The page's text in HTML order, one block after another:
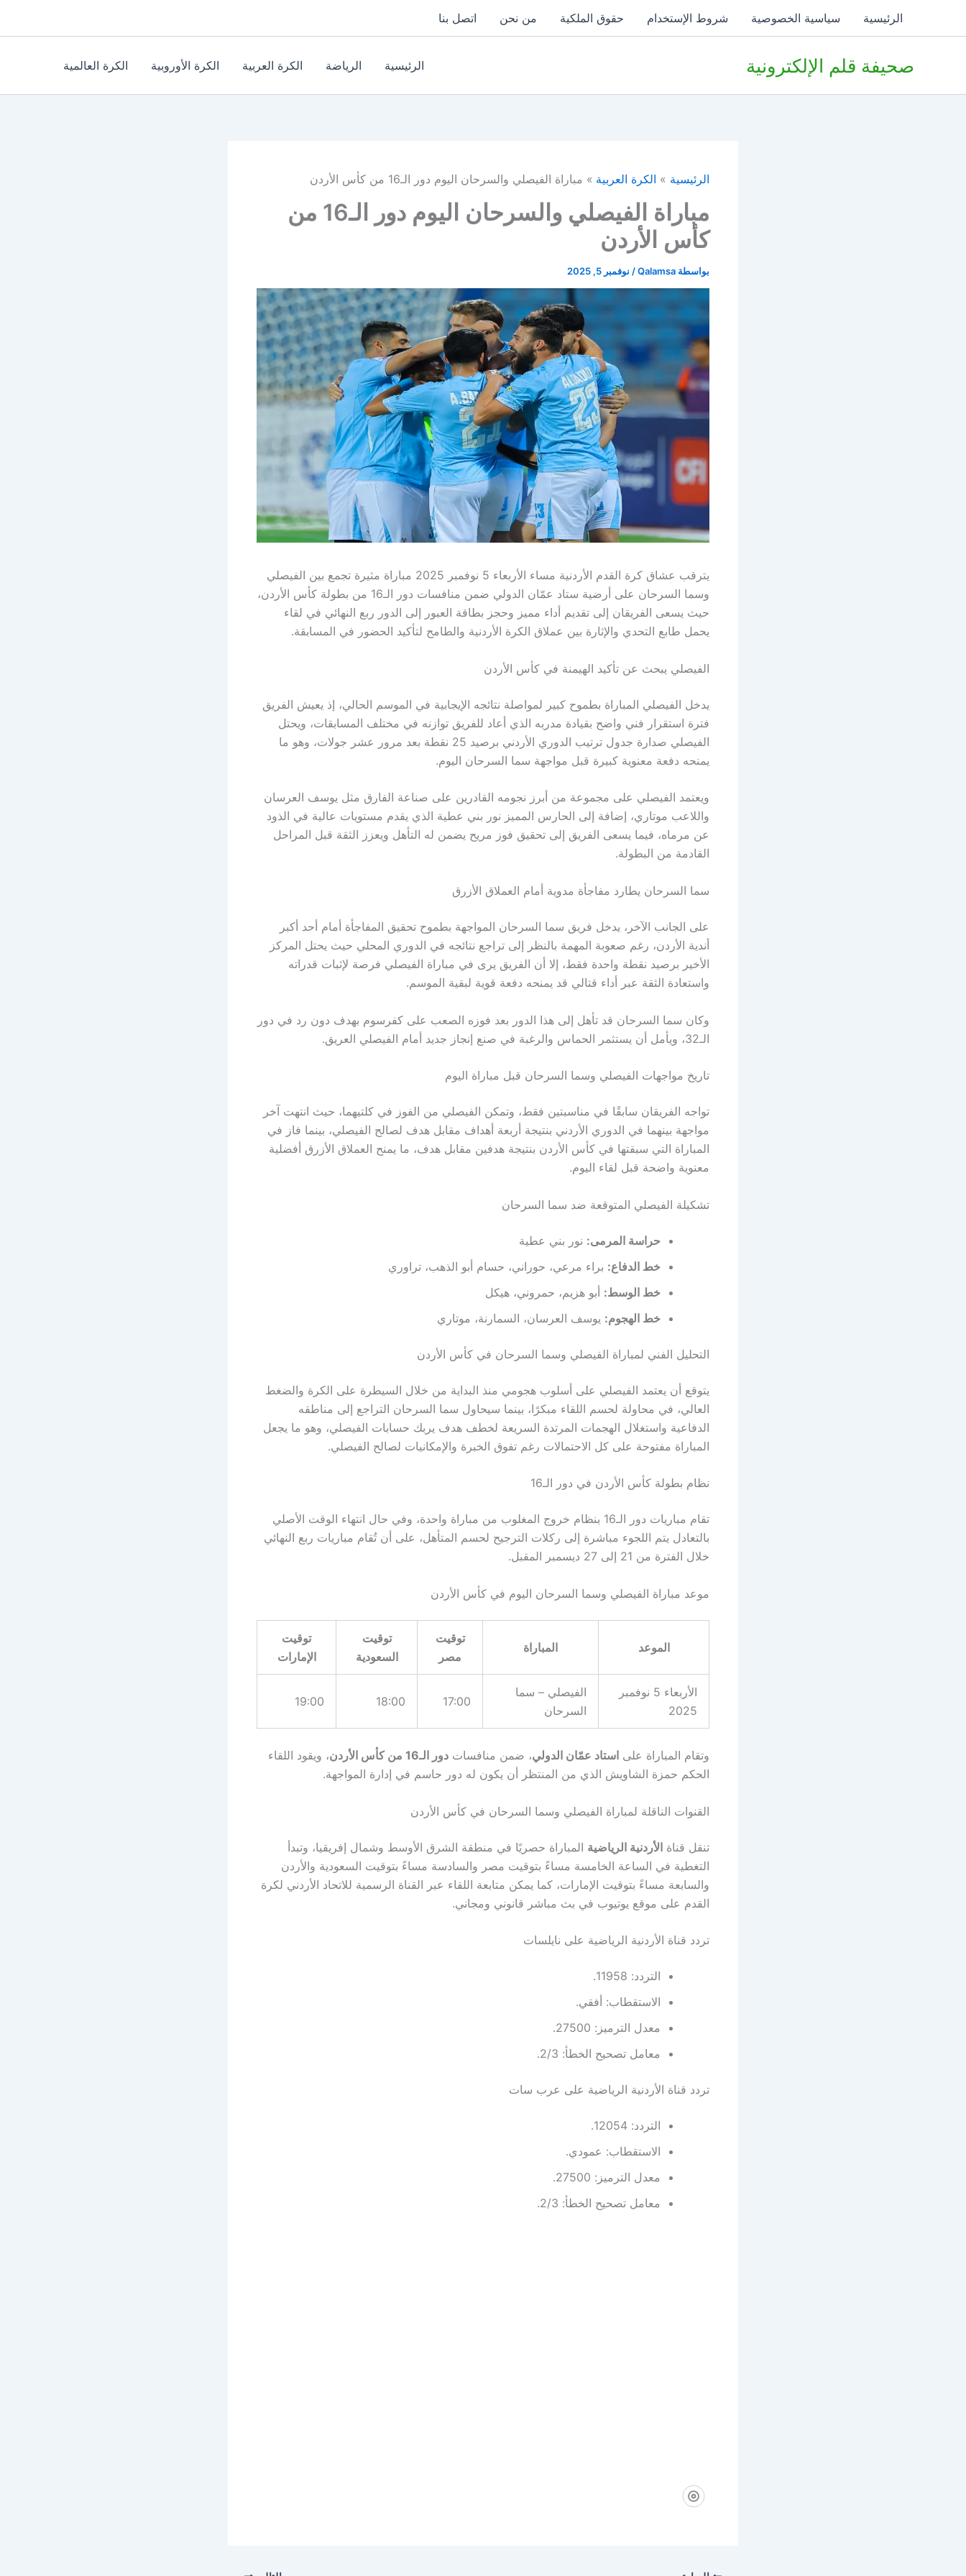
الرئيسية سياسية الخصوصية شروط الإستخدام حقوق الملكية من نحن اتصل بنا
صحيفة قلم الإلكترونية الرئيسية الرياضة الكرة العربية الكرة الأوروبية الكرة العالمية
الرئيسية الكرة العربية مباراة الفيصلي والسرحان اليوم دور الـ16 من كأس الأردن
مباراة الفيصلي والسرحان اليوم دور الـ16 من
كأس الأردن
بواسطة Qalamsa
/ نوفمبر 5, 2025
يترقب عشاق كرة القدم الأردنية مساء الأربعاء 5 نوفمبر 2025 مباراة مثيرة تجمع بين الفيصلي
وسما السرحان على أرضية ستاد عمّان الدولي ضمن منافسات دور الـ16 من بطولة كأس الأردن،
حيث يسعى الفريقان إلى تقديم أداء مميز وحجز بطاقة العبور إلى الدور ربع النهائي في لقاء
يحمل طابع التحدي والإثارة بين عملاق الكرة الأردنية والطامح لتأكيد الحضور في المسابقة.
الفيصلي يبحث عن تأكيد الهيمنة في كأس الأردن
يدخل الفيصلي المباراة بطموح كبير لمواصلة نتائجه الإيجابية في الموسم الحالي، إذ يعيش الفريق
فترة استقرار فني واضح بقيادة مدربه الذي أعاد للفريق توازنه في مختلف المسابقات، ويحتل
الفيصلي صدارة جدول ترتيب الدوري الأردني برصيد 25 نقطة بعد مرور عشر جولات، وهو ما
يمنحه دفعة معنوية كبيرة قبل مواجهة سما السرحان اليوم.
ويعتمد الفيصلي على مجموعة من أبرز نجومه القادرين على صناعة الفارق مثل يوسف العرسان
واللاعب موتاري، إضافة إلى الحارس المميز نور بني عطية الذي يقدم مستويات عالية في الذود
عن مرماه، فيما يسعى الفريق إلى تحقيق فوز مريح يضمن له التأهل ويعزز الثقة قبل المراحل
القادمة من البطولة.
سما السرحان يطارد مفاجأة مدوية أمام العملاق الأزرق
على الجانب الآخر، يدخل فريق سما السرحان المواجهة بطموح تحقيق المفاجأة أمام أحد أكبر
أندية الأردن، رغم صعوبة المهمة بالنظر إلى تراجع نتائجه في الدوري المحلي حيث يحتل المركز
الأخير برصيد نقطة واحدة فقط، إلا أن الفريق يرى في مباراة الفيصلي فرصة لإثبات قدراته
واستعادة الثقة عبر أداء قتالي قد يمنحه دفعة قوية لبقية الموسم.
وكان سما السرحان قد تأهل إلى هذا الدور بعد فوزه الصعب على كفرسوم بهدف دون رد في دور
الـ32، ويأمل أن يستثمر الحماس والرغبة في صنع إنجاز جديد أمام الفيصلي العريق.
تاريخ مواجهات الفيصلي وسما السرحان قبل مباراة اليوم
تواجه الفريقان سابقًا في مناسبتين فقط، وتمكن الفيصلي من الفوز في كلتيهما، حيث انتهت آخر
مواجهة بينهما في الدوري الأردني بنتيجة أربعة أهداف مقابل هدف لصالح الفيصلي، بينما فاز في
المباراة التي سبقتها في كأس الأردن بنتيجة هدفين مقابل هدف، ما يمنح العملاق الأزرق أفضلية
معنوية واضحة قبل لقاء اليوم.
تشكيلة الفيصلي المتوقعة ضد سما السرحان
حراسة المرمى: نور بني عطية
خط الدفاع: براء مرعي، حوراني، حسام أبو الذهب، تراوري
خط الوسط: أبو هزيم، حمروني، هيكل
خط الهجوم: يوسف العرسان، السمارنة، موتاري
التحليل الفني لمباراة الفيصلي وسما السرحان في كأس الأردن
يتوقع أن يعتمد الفيصلي على أسلوب هجومي منذ البداية من خلال السيطرة على الكرة والضغط
العالي، في محاولة لحسم اللقاء مبكرًا، بينما سيحاول سما السرحان التراجع إلى مناطقه
الدفاعية واستغلال الهجمات المرتدة السريعة لخطف هدف يربك حسابات الفيصلي، وهو ما يجعل
المباراة مفتوحة على كل الاحتمالات رغم تفوق الخبرة والإمكانيات لصالح الفيصلي.
نظام بطولة كأس الأردن في دور الـ16
تقام مباريات دور الـ16 بنظام خروج المغلوب من مباراة واحدة، وفي حال انتهاء الوقت الأصلي
بالتعادل يتم اللجوء مباشرة إلى ركلات الترجيح لحسم المتأهل، على أن تُقام مباريات ربع النهائي
خلال الفترة من 21 إلى 27 ديسمبر المقبل.
موعد مباراة الفيصلي وسما السرحان اليوم في كأس الأردن
الموعد المباراة
توقيت
مصر
توقيت
السعودية
توقيت
الإمارات
الأربعاء 5 نوفمبر
2025
الفيصلي – سما
السرحان
17:00
18:00
19:00
وتقام المباراة على استاد عمّان الدولي، ضمن منافسات دور الـ16 من كأس الأردن
، ويقود اللقاء
الحكم حمزة الشاويش الذي من المنتظر أن يكون له دور حاسم في إدارة المواجهة.
القنوات الناقلة لمباراة الفيصلي وسما السرحان في كأس الأردن
تنقل قناة الأردنية الرياضية المباراة حصريًا في منطقة الشرق الأوسط وشمال إفريقيا، وتبدأ
التغطية في الساعة الخامسة مساءً بتوقيت مصر والسادسة مساءً بتوقيت السعودية والأردن
والسابعة مساءً بتوقيت الإمارات، كما يمكن متابعة اللقاء عبر القناة الرسمية للاتحاد الأردني لكرة
القدم على موقع يوتيوب في بث مباشر قانوني ومجاني.
تردد قناة الأردنية الرياضية على نايلسات
التردد: 11958.
الاستقطاب: أفقي.
معدل الترميز: 27500.
معامل تصحيح الخطأ: 2/3.
تردد قناة الأردنية الرياضية على عرب سات
التردد: 12054.
الاستقطاب: عمودي.
معدل الترميز: 27500.
معامل تصحيح الخطأ: 2/3.